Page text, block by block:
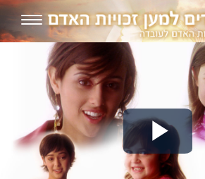
Play